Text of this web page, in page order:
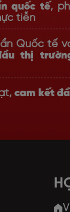
quốc tế,
tiễn
Quốc tế
thị
cam kết